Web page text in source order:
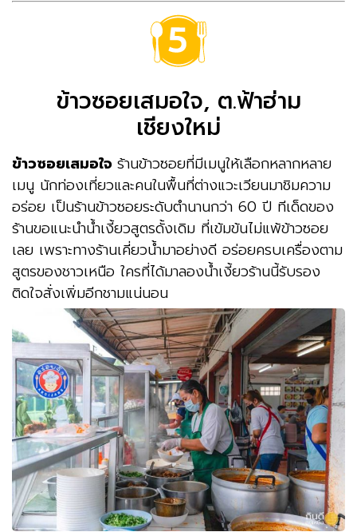
ข้าวซอยเสมอใจ, ต.ฟ้าฮ่าม
เชียงใหม่
ข้าวซอยเสมอใจ ร้านข้าวซอยที่มีเมนูให้เลือกหลากหลาย
เมนู นักท่องเที่ยวและคนในพื้นที่ต่างแวะเวียนมาชิมความ
อร่อย เป็นร้านข้าวซอยระดับตำนานกว่า 60 ปี ทีเด็ดของ
ร้านขอแนะนำน้ำเงี้ยวสูตรดั้งเดิม ที่เข้มข้นไม่แพ้ข้าวซอย
เลย เพราะทางร้านเคี่ยวน้ำมาอย่างดี อร่อยครบเครื่องตาม
สูตรของชาวเหนือ ใครที่ได้มาลองน้ำเงี้ยวร้านนี้รับรอง
ติดใจสั่งเพิ่มอีกชามแน่นอน